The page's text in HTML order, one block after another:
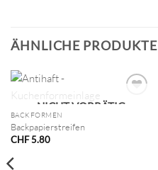
ÄHNLICHE PRODUKTE
NICHT VORRÄTIG
BACKFORMEN
Backpapierstreifen
CHF5.80